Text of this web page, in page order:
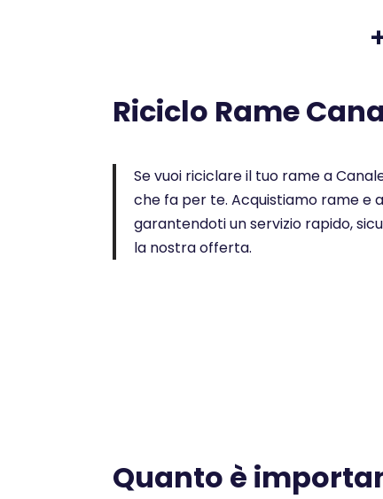
Riciclo Rame
Se vuoi riciclare il tuo rame a
che fa per te. Acquistiamo rame e
garantendoti un servizio rapido,
la nostra offerta.
Quanto è